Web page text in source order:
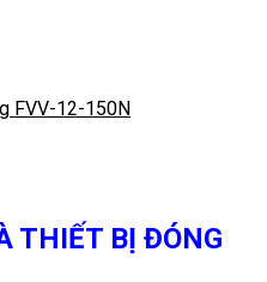
FVV-12-150N
THIẾT BỊ ĐÓNG